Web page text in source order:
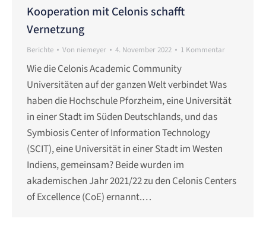
Kooperation mit Celonis schafft
Vernetzung
Berichte Von niemeyer 4. November 2022 1 Kommentar
Wie die Celonis Academic Community
Universitäten auf der ganzen Welt verbindet Was
haben die Hochschule Pforzheim, eine Universität
in einer Stadt im Süden Deutschlands, und das
Symbiosis Center of Information Technology
(SCIT), eine Universität in einer Stadt im Westen
Indiens, gemeinsam? Beide wurden im
akademischen Jahr 2021/22 zu den Celonis Centers
of Excellence (CoE) ernannt.…